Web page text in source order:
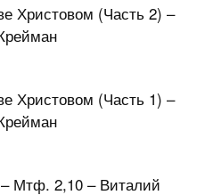
Христовом (Часть 2) –
Христовом (Часть 1) –
Мтф. 2,10 – Виталий